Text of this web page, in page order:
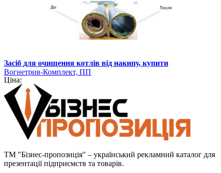
Засіб для очищення котлів від накипу, купити
Вогнетрив-Комплект, ПП
Ціна:
ТМ "Бізнес-пропозиція" – український рекламний каталог для
презентації підприємств та товарів.